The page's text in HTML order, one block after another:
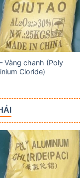
Vàng chanh (Poly
Cloride)
Add to
wishlist